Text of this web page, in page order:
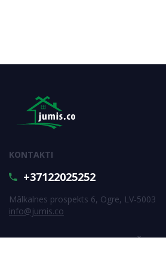
KONTAKTI
+37122025252
Mālkalnes prospekts 6, Ogre, LV-5003
info@jumis.co
PIERAKSTIES JAUNUMU SAŅEMŠANAI